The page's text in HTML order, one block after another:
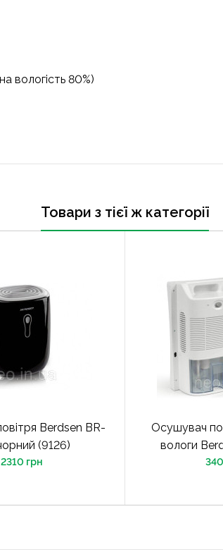
вологість 80%)
Товари з тієї ж категорії
Berdsen BR-
(9126)
2310 грн
Осушувач
вологи